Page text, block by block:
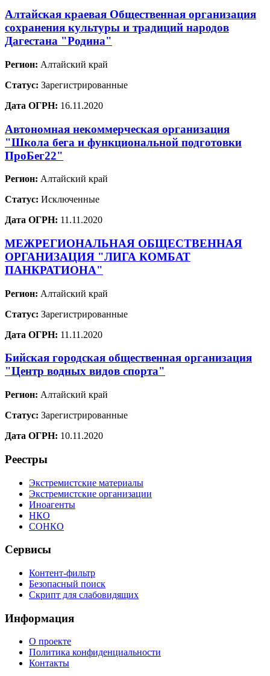
Алтайская краевая Общественная организация
сохранения культуры и традиций народов
Дагестана "Родина"
Регион: Алтайский край
Статус: Зарегистрированные
Дата ОГРН: 16.11.2020
Автономная некоммерческая организация
"Школа бега и функциональной подготовки
ПроБег22"
Регион: Алтайский край
Статус: Исключенные
Дата ОГРН: 11.11.2020
МЕЖРЕГИОНАЛЬНАЯ ОБЩЕСТВЕННАЯ
ОРГАНИЗАЦИЯ "ЛИГА КОМБАТ
ПАНКРАТИОНА"
Регион: Алтайский край
Статус: Зарегистрированные
Дата ОГРН: 11.11.2020
Бийская городская общественная организация
"Центр водных видов спорта"
Регион: Алтайский край
Статус: Зарегистрированные
Дата ОГРН: 10.11.2020
Реестры
Экстремистские материалы
Экстремистские организации
Иноагенты
НКО
СОНКО
Сервисы
Контент-фильтр
Безопасный поиск
Скрипт для слабовидящих
Информация
О проекте
Политика конфиденциальности
Контакты